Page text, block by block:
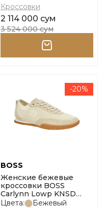
Кроссовки
2 114 000 сум
3 524 000 сум
-20%
BOSS
Женские бежевые
кроссовки BOSS
Carlynn Lowp KNSD
размер 40
Цвета:
Бежевый